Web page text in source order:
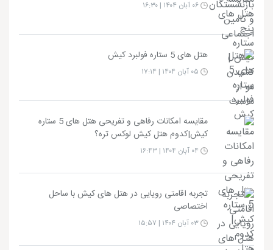
هتل های 5 ستاره فولبرد کیش
مقایسه امکانات رفاهی و تفریحی هتل های 5 ستاره
کیش|کدوم هتل کیش لوکس تره؟
تجربه اقامتی رویایی در هتل های کیش با ساحل
اختصاصی